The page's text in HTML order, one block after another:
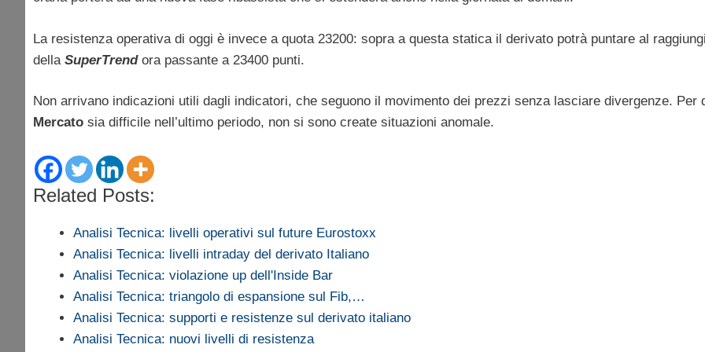
La resistenza operativa di oggi è invece a quota 23200: sopra a questa statica il derivato potrà puntare al
della SuperTrendora passante a 23400 punti.
Non arrivano indicazioni utili dagli indicatori, che seguono il movimento dei prezzi senza lasciare divergenze. Per
Mercato sia difficile nell’ultimo periodo, non si sono create situazioni anomale.
Related Posts:
Analisi Tecnica: livelli operativi sul future Eurostoxx
Analisi Tecnica: livelli intraday del derivato Italiano
Analisi Tecnica: violazione up dell'Inside Bar
Analisi Tecnica: triangolo di espansione sul Fib,…
Analisi Tecnica: supporti e resistenze sul derivato italiano
Analisi Tecnica: nuovi livelli di resistenza